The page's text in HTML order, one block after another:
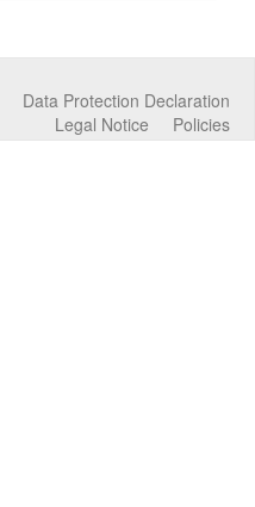
Data Protection Declaration
Policies
Legal Notice